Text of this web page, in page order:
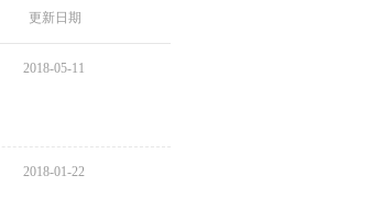
更新日期
2018-05-11
2018-01-22